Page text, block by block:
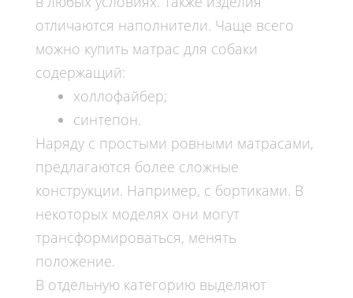
отличаются наполнители. Чаще всего
можно купить матрас для собаки
содержащий:
холлофайбер;
синтепон.
Наряду с простыми ровными матрасами,
предлагаются более сложные
конструкции. Например, с бортиками. В
некоторых моделях они могут
трансформироваться, менять
положение.
В отдельную категорию выделяют